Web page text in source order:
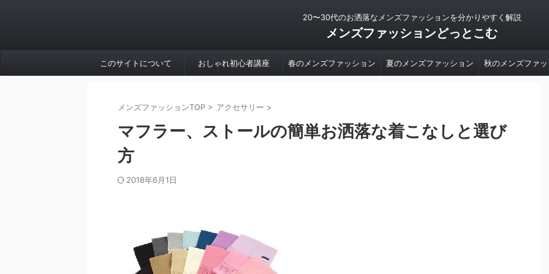
20〜30代のお洒落なメンズファッションを分かりやすく解説
メンズファッションどっとこむ
このサイトについて おしゃれ初心者講座 春のメンズファッション 夏のメンズファッション 秋のメンズファ
メンズファッションTOP > アクセサリー >
マフラー、ストールの簡単お洒落な着こなしと選び
方
2018年6月1日